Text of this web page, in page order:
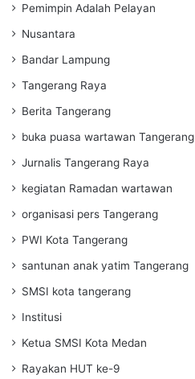
Pemimpin Adalah Pelayan
Nusantara
Bandar Lampung
Tangerang Raya
Berita Tangerang
buka puasa wartawan Tangerang
Jurnalis Tangerang Raya
kegiatan Ramadan wartawan
organisasi pers Tangerang
PWI Kota Tangerang
santunan anak yatim Tangerang
SMSI kota tangerang
Institusi
Ketua SMSI Kota Medan
Rayakan HUT ke-9